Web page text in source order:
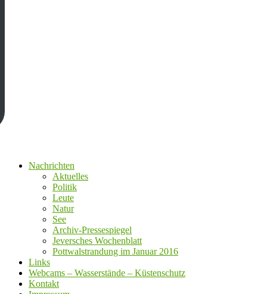
Nachrichten
Aktuelles
Politik
Leute
Natur
See
Archiv-Pressespiegel
Jeversches Wochenblatt
Pottwalstrandung im Januar 2016
Links
Webcams – Wasserstände – Küstenschutz
Kontakt